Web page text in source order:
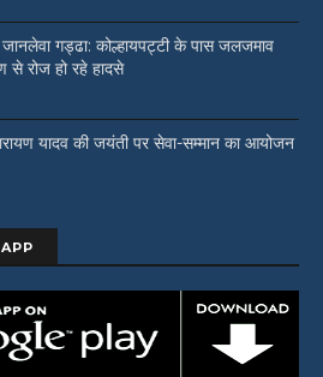
गड्ढा: कोल्हायपट्टी के पास जलजमाव
रोज हो रहे हादसे
यादव की जयंती पर सेवा-सम्मान का आयोजन